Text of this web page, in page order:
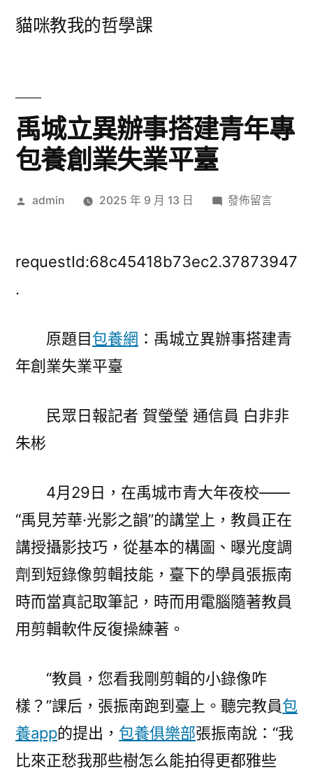
貓咪教我的哲學課
禹城立異辦事搭建青年專
包養創業失業平臺
作
admin 2025 年 9 月 13 日
在
立
搭
專
業
失
平
臺〉
發佈留言
requestId:68c45418b73ec2.37873947
.
原題目包養網 ：禹城立異辦事搭建青
年創業失業平臺
民眾日報記者 賀瑩瑩 通信員 白非非
朱彬
4月29日，在禹城市青大年夜校——
“禹見芳華·光影之韻”的講堂上，教員正在
講授攝影技巧，從基本的構圖、曝光度調
劑到短錄像剪輯技能，臺下的學員張振南
時而當真記取筆記，時而用電腦隨著教員
用剪輯軟件反復操練著。
“教員，您看我剛剪輯的小錄像咋
樣？”課后，張振南跑到臺上。聽完教員包
養app的提出， 包養俱樂部張振南說：“我
比來正愁我那些樹怎么能拍得更都雅些